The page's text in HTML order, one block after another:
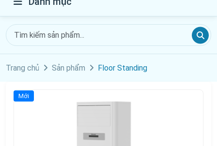
Trang chủ Sản phẩm Floor Standing
Mới